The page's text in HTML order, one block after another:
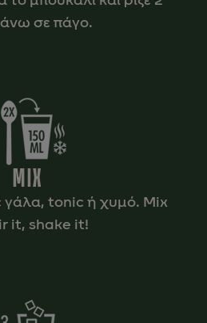
σε πάγο.
MIX
tonic ή χυμό. Mix
it, shake it!